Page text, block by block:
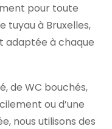
pour toute
tuyau à Bruxelles,
adaptée à chaque
de WC bouchés,
ou d’une
nous utilisons des